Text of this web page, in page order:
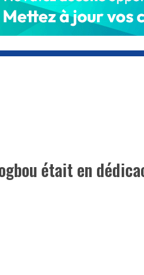
était en